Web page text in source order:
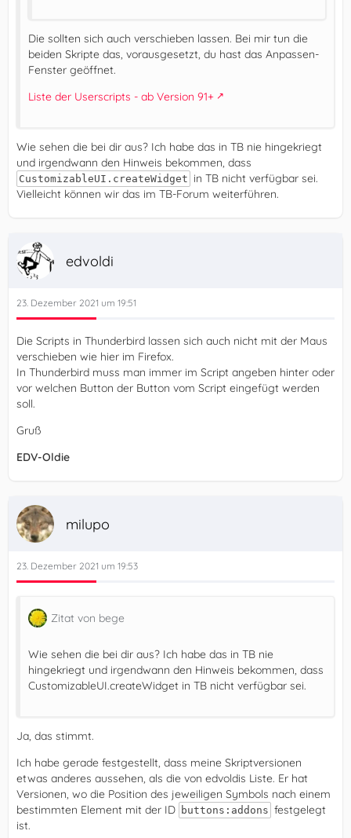
Die sollten sich auch verschieben lassen. Bei mir tun die
beiden Skripte das, vorausgesetzt, du hast das Anpassen-
Fenster geöffnet.
Liste der Userscripts - ab Version 91+
Wie sehen die bei dir aus? Ich habe das in TB nie hingekriegt
und irgendwann den Hinweis bekommen, dass
CustomizableUI.createWidget in TB nicht verfügbar sei.
Vielleicht können wir das im TB-Forum weiterführen.
edvoldi
23. Dezember 2021 um 19:51
Die Scripts in Thunderbird lassen sich auch nicht mit der Maus
verschieben wie hier im Firefox.
In Thunderbird muss man immer im Script angeben hinter oder
vor welchen Button der Button vom Script eingefügt werden
soll.
Gruß
EDV-Oldie
milupo
23. Dezember 2021 um 19:53
Zitat von bege
Wie sehen die bei dir aus? Ich habe das in TB nie
hingekriegt und irgendwann den Hinweis bekommen, dass
CustomizableUI.createWidget in TB nicht verfügbar sei.
Ja, das stimmt.
Ich habe gerade festgestellt, dass meine Skriptversionen
etwas anderes aussehen, als die von edvoldis Liste. Er hat
Versionen, wo die Position des jeweiligen Symbols nach einem
bestimmten Element mit der ID buttons:addons festgelegt
ist.